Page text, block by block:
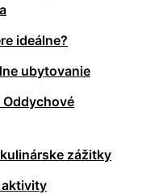
ideálne?
ubytovanie
Oddychové
zážitky
aktivity